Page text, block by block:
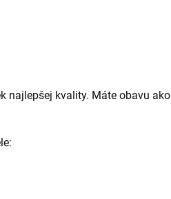
najlepšej kvality. Máte obavu